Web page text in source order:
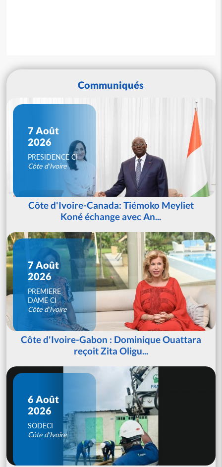
Communiqués
7 Août
2026
PRESIDENCE CI
Côte d'Ivoire
Côte d'Ivoire-Canada: Tiémoko Meyliet
Koné échange avec An...
7 Août
2026
PREMIERE
DAME CI
Côte d'Ivoire
Côte d'Ivoire-Gabon : Dominique Ouattara
reçoit Zita Oligu...
6 Août
2026
SODECI
Côte d'Ivoire